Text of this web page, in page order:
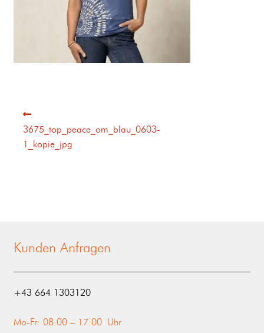
3675_top_peace_om_blau_0603-
1_kopie_jpg
Kunden Anfragen
‭+43 664 1303120‬
Mo-Fr: 08:00 – 17:00 Uhr